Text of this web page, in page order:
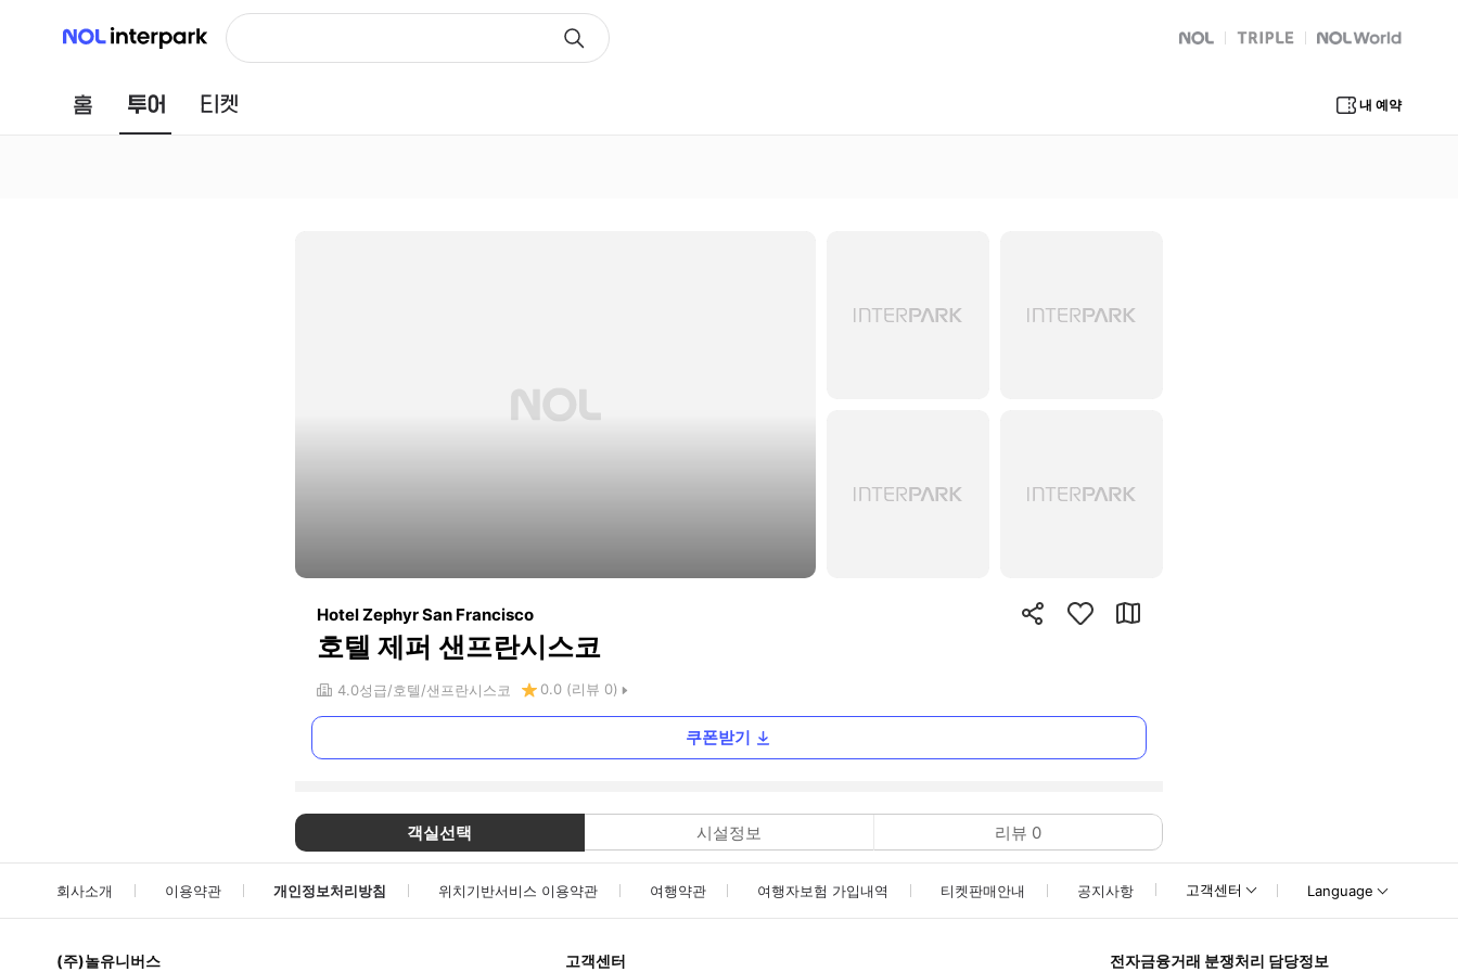
NOL 인터파크
NOL
트리플 Global Interpark
홈 투어 내 예약
Hotel Zephyr San Francisco
호텔 제퍼 샌프란시스코
4.0성급 호텔 샌프란시스코 0.0 (리뷰 0)
쿠폰받기
객실선택 시설정보 리뷰 0
회사소개 이용약관 개인정보처리방침 위치기반서비스 이용약관 여행약관 여행자보험 가입내역 티켓판매안내 공지사항 고객센터 Language
(주)놀유니버스 고객센터 전자금융거래 분쟁처리 담당정보